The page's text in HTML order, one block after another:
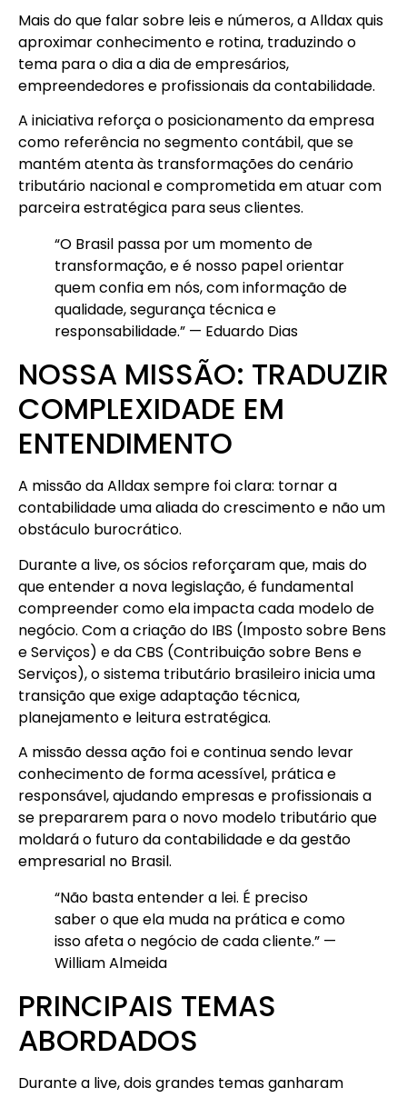
Mais do que falar sobre leis e números, a Alldax quis
aproximar conhecimento e rotina, traduzindo o
tema para o dia a dia de empresários,
empreendedores e profissionais da contabilidade.
A iniciativa reforça o posicionamento da empresa
como referência no segmento contábil, que se
mantém atenta às transformações do cenário
tributário nacional e comprometida em atuar com
parceira estratégica para seus clientes.
“O Brasil passa por um momento de
transformação, e é nosso papel orientar
quem confia em nós, com informação de
qualidade, segurança técnica e
responsabilidade.” — Eduardo Dias
NOSSA MISSÃO: TRADUZIR
COMPLEXIDADE EM
ENTENDIMENTO
A missão da Alldax sempre foi clara: tornar a
contabilidade uma aliada do crescimento e não um
obstáculo burocrático.
Durante a live, os sócios reforçaram que, mais do
que entender a nova legislação, é fundamental
compreender como ela impacta cada modelo de
negócio. Com a criação do IBS (Imposto sobre Bens
e Serviços) e da CBS (Contribuição sobre Bens e
Serviços), o sistema tributário brasileiro inicia uma
transição que exige adaptação técnica,
planejamento e leitura estratégica.
A missão dessa ação foi e continua sendo levar
conhecimento de forma acessível, prática e
responsável, ajudando empresas e profissionais a
se prepararem para o novo modelo tributário que
moldará o futuro da contabilidade e da gestão
empresarial no Brasil.
“Não basta entender a lei. É preciso
saber o que ela muda na prática e como
isso afeta o negócio de cada cliente.” —
William Almeida
PRINCIPAIS TEMAS
ABORDADOS
Durante a live, dois grandes temas ganharam